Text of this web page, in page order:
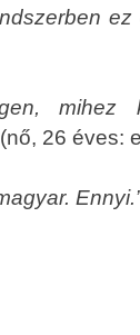
26 éves: